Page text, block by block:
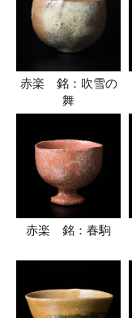
赤楽 銘：吹雪の
舞
赤楽 銘：春駒